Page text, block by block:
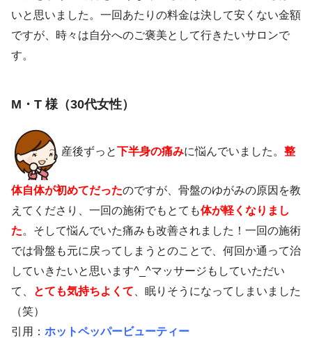
いと思いました。一回あたりの料金は決して安くない金額
ですが、時々は自分へのご褒美として行きたいサロンで
す。
M・T 様（30代女性）
産後ずっと下半身の痛みに悩んでいました。 整
体自体が初めてだったのですが、骨盤のゆがみの原因を教
えてくださり、一回の施術でもとても体が軽くなりまし
た。そして悩んでいた痛みも改善されました！一回の施術
では骨盤も元に戻ってしまうとのことで、何回か通って治
していきたいと思います^_^マッサージもしていただい
て、
とても気持ちよくて 、眠りそうになってしまいました
（笑）
引用： ホットペッパービューティー